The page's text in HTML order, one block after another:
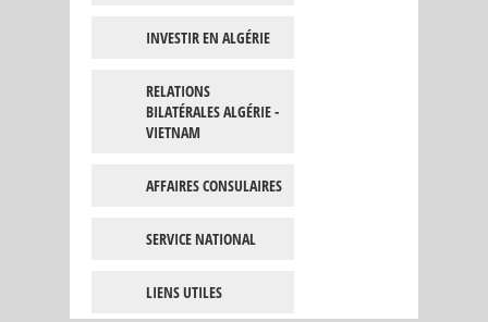
INVESTIR EN ALGÉRIE
RELATIONS
BILATÉRALES ALGÉRIE -
VIETNAM
AFFAIRES CONSULAIRES
SERVICE NATIONAL
LIENS UTILES